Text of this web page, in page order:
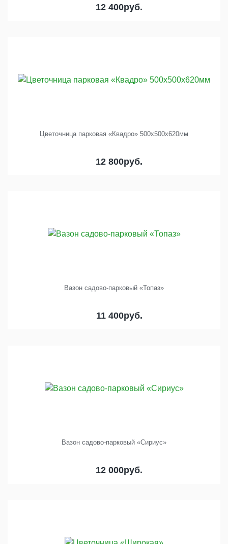
12 400руб.
Цветочница парковая «Квадро» 500х500х620мм
12 800руб.
Вазон садово-парковый «Топаз»
11 400руб.
Вазон садово-парковый «Сириус»
12 000руб.